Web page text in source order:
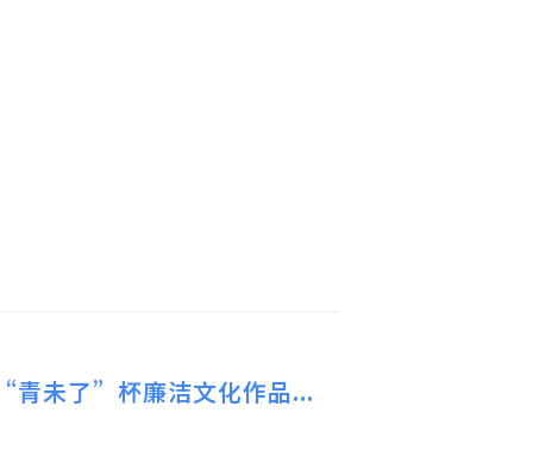
青未了”杯廉洁文化作品...